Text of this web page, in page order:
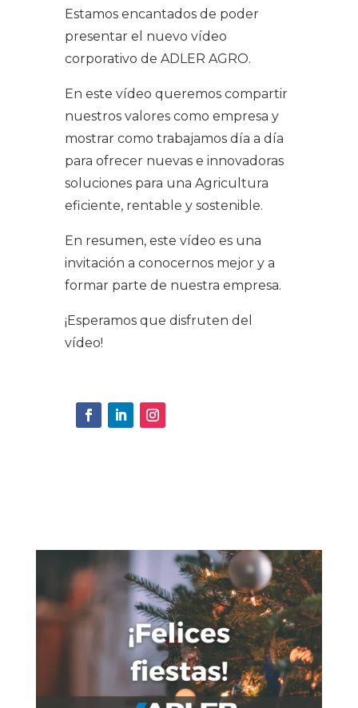
Estamos encantados de poder
presentar el nuevo vídeo
corporativo de ADLER AGRO.
En este vídeo queremos compartir
nuestros valores como empresa y
mostrar como trabajamos día a día
para ofrecer nuevas e innovadoras
soluciones para una Agricultura
eficiente, rentable y sostenible.
En resumen, este vídeo es una
invitación a conocernos mejor y a
formar parte de nuestra empresa.
¡Esperamos que disfruten del
vídeo!